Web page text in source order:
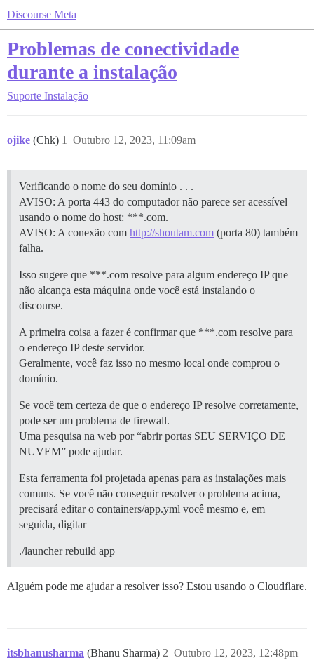
Discourse Meta
Problemas de conectividade
durante a instalação
Suporte Instalação
ojike (Chk) Outubro 12, 2023, 11:09am
1
Verificando o nome do seu domínio . . .
AVISO: A porta 443 do computador não parece ser acessível
usando o nome do host: ***.com.
AVISO: A conexão com http://shoutam.com (porta 80) também
falha.
Isso sugere que ***.com resolve para algum endereço IP que
não alcança esta máquina onde você está instalando o
discourse.
A primeira coisa a fazer é confirmar que ***.com resolve para
o endereço IP deste servidor.
Geralmente, você faz isso no mesmo local onde comprou o
domínio.
Se você tem certeza de que o endereço IP resolve corretamente,
pode ser um problema de firewall.
Uma pesquisa na web por “abrir portas SEU SERVIÇO DE
NUVEM” pode ajudar.
Esta ferramenta foi projetada apenas para as instalações mais
comuns. Se você não conseguir resolver o problema acima,
precisará editar o containers/app.yml você mesmo e, em
seguida, digitar
./launcher rebuild app
Alguém pode me ajudar a resolver isso? Estou usando o Cloudflare.
itsbhanusharma (Bhanu Sharma) Outubro 12, 2023, 12:48pm
2